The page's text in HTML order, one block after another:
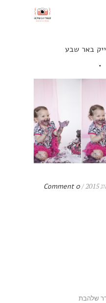
באר שבע
0 Comment
שלהבת